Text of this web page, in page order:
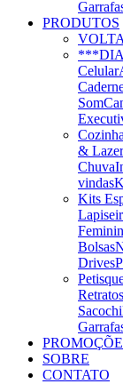
PRODUTOS
Celular
Som
Cozinha
& Lazer
Chuva
vindas
Kits
Bolsas
Drives
Retratos
SOBRE
CONTATO